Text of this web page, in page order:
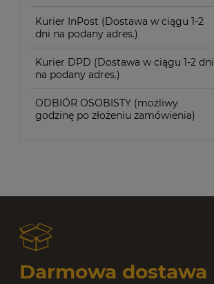
Kurier InPost (Dostawa w ciągu 1-2
dni na podany adres.)
Kurier DPD (Dostawa w ciągu 1-2 dni
na podany adres.)
ODBIÓR OSOBISTY (możliwy
godzinę po złożeniu zamówienia)
Darmowa dostawa